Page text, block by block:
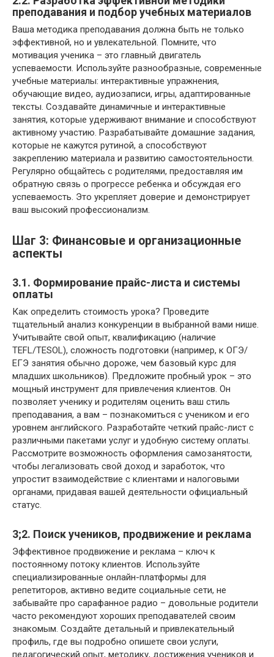
преподавания и подбор учебных материалов
Ваша методика преподавания должна быть не только
эффективной, но и увлекательной. Помните, что
мотивация ученика – это главный двигатель
успеваемости. Используйте разнообразные, современные
учебные материалы: интерактивные упражнения,
обучающие видео, аудиозаписи, игры, адаптированные
тексты. Создавайте динамичные и интерактивные
занятия, которые удерживают внимание и способствуют
активному участию. Разрабатывайте домашние задания,
которые не кажутся рутиной, а способствуют
закреплению материала и развитию самостоятельности.
Регулярно общайтесь с родителями, предоставляя им
обратную связь о прогрессе ребенка и обсуждая его
успеваемость. Это укрепляет доверие и демонстрирует
ваш высокий профессионализм.
Шаг 3: Финансовые и организационные
аспекты
3.1. Формирование прайс-листа и системы
оплаты
Как определить стоимость урока? Проведите
тщательный анализ конкуренции в выбранной вами нише.
Учитывайте свой опыт, квалификацию (наличие
TEFL/TESOL), сложность подготовки (например, к ОГЭ/
ЕГЭ занятия обычно дороже, чем базовый курс для
младших школьников). Предложите пробный урок – это
мощный инструмент для привлечения клиентов. Он
позволяет ученику и родителям оценить ваш стиль
преподавания, а вам – познакомиться с учеником и его
уровнем английского. Разработайте четкий прайс-лист с
различными пакетами услуг и удобную систему оплаты.
Рассмотрите возможность оформления самозанятости,
чтобы легализовать свой доход и заработок, что
упростит взаимодействие с клиентами и налоговыми
органами, придавая вашей деятельности официальный
статус.
3;2. Поиск учеников, продвижение и реклама
Эффективное продвижение и реклама – ключ к
постоянному потоку клиентов. Используйте
специализированные онлайн-платформы для
репетиторов, активно ведите социальные сети, не
забывайте про сарафанное радио – довольные родители
часто рекомендуют хороших преподавателей своим
знакомым. Создайте детальный и привлекательный
профиль, где вы подробно опишете свои услуги,
педагогический опыт, методику, достижения учеников и